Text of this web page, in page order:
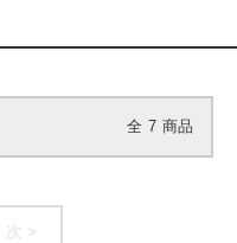
全 7 商品
次 >